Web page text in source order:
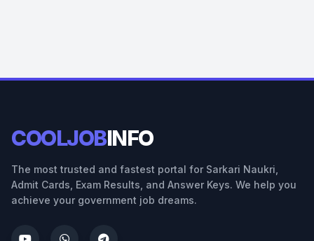
COOLJOBINFO
The most trusted and fastest portal for Sarkari Naukri,
Admit Cards, Exam Results, and Answer Keys. We help you
achieve your government job dreams.